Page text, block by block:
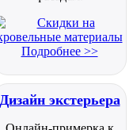
Подробнее >>
Дизайн экстерьера